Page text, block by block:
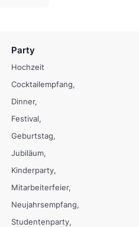
Party
Hochzeit
Cocktailempfang
Dinner
Festival
Geburtstag
Jubiläum
Kinderparty
Mitarbeiterfeier
Neujahrsempfang
Studentenparty